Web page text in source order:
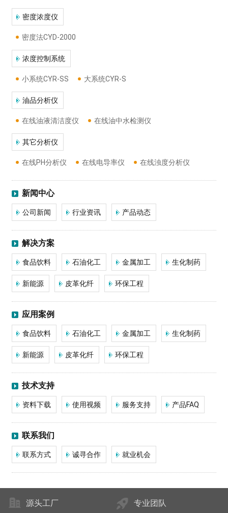
密度浓度仪
密度法CYD-2000
浓度控制系统
小系统CYR-SS 大系统CYR-S
油品分析仪
在线油液清洁度仪 在线油中水检测仪
其它分析仪
在线PH分析仪 在线电导率仪 在线浊度分析仪
新闻中心
公司新闻 行业资讯 产品动态
解决方案
食品饮料 石油化工 金属加工 生化制药
新能源 皮革化纤 环保工程
应用案例
食品饮料 石油化工 金属加工 生化制药
新能源 皮革化纤 环保工程
技术支持
资料下载 使用视频 服务支持 产品FAQ
联系我们
联系方式 诚寻合作 就业机会
源头工厂 专业团队